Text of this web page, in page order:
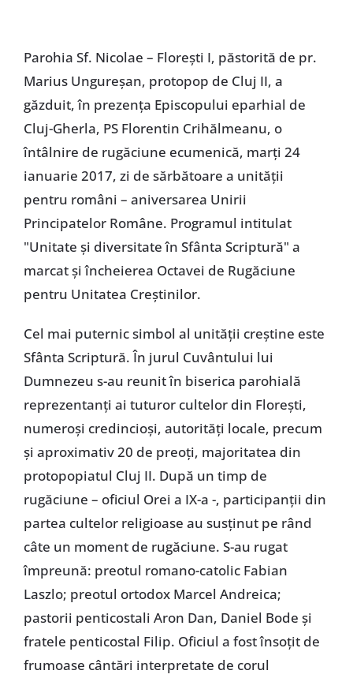
Parohia Sf. Nicolae – Florești I, păstorită de pr.
Marius Ungureșan, protopop de Cluj II, a
găzduit, în prezența Episcopului eparhial de
Cluj-Gherla, PS Florentin Crihălmeanu, o
întâlnire de rugăciune ecumenică, marți 24
ianuarie 2017, zi de sărbătoare a unității
pentru români – aniversarea Unirii
Principatelor Române. Programul intitulat
"Unitate și diversitate în Sfânta Scriptură" a
marcat și încheierea Octavei de Rugăciune
pentru Unitatea Creștinilor.
Cel mai puternic simbol al unității creștine este
Sfânta Scriptură. În jurul Cuvântului lui
Dumnezeu s-au reunit în biserica parohială
reprezentanți ai tuturor cultelor din Florești,
numeroși credincioși, autorități locale, precum
și aproximativ 20 de preoți, majoritatea din
protopopiatul Cluj II. După un timp de
rugăciune – oficiul Orei a IX-a -, participanții din
partea cultelor religioase au susținut pe rând
câte un moment de rugăciune. S-au rugat
împreună: preotul romano-catolic Fabian
Laszlo; preotul ortodox Marcel Andreica;
pastorii penticostali Aron Dan, Daniel Bode și
fratele penticostal Filip. Oficiul a fost însoțit de
frumoase cântări interpretate de corul